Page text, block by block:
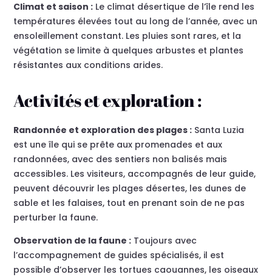
Climat et saison : Le climat désertique de l’île rend les
températures élevées tout au long de l’année, avec un
ensoleillement constant. Les pluies sont rares, et la
végétation se limite à quelques arbustes et plantes
résistantes aux conditions arides.
Activités et exploration :
Randonnée et exploration des plages : Santa Luzia
est une île qui se prête aux promenades et aux
randonnées, avec des sentiers non balisés mais
accessibles. Les visiteurs, accompagnés de leur guide,
peuvent découvrir les plages désertes, les dunes de
sable et les falaises, tout en prenant soin de ne pas
perturber la faune.
Observation de la faune : Toujours avec
l’accompagnement de guides spécialisés, il est
possible d’observer les tortues caouannes, les oiseaux